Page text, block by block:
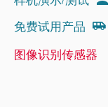
免费试用产品
图像识别传感器